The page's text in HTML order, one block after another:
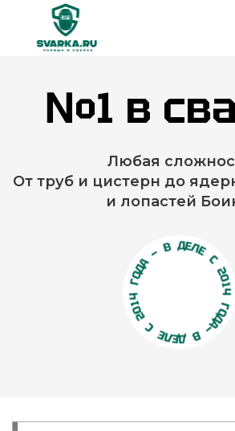
№1 в
Любая
От труб и цистерн до
и лопастей